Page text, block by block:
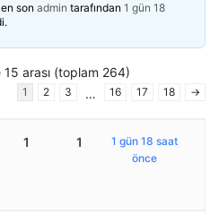
son admin tarafından 1 gün 18
arası (toplam 264)
1 2 3 … 16 17 18 →
1 1
1 gün 18 saat
önce